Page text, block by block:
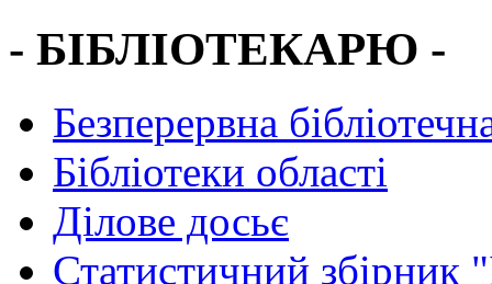
- БІБЛІОТЕКАРЮ -
Безперервна
Бібліотеки області
Ділове досьє
Статистичний